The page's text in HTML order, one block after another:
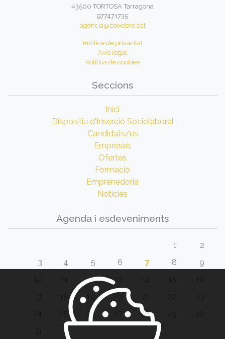
43500 TORTOSA Tarragona
977471735
agencia@baixebre.cat
Política de privacitat
Avís legal
Política de cookies
Seccions
Inici
Dispositiu d'Inserció Sociolaboral
Candidats/es
Empreses
Ofertes
Formació
Emprenedoria
Notícies
Agenda i esdeveniments
1
2
3
4 5 6 7 8
9
12 13
20
26 28